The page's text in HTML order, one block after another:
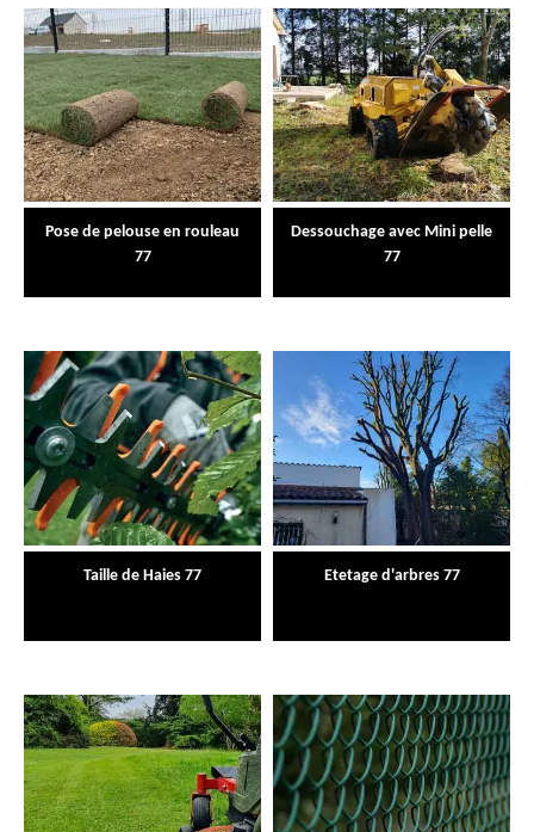
Pose de pelouse en rouleau
77
Dessouchage avec Mini pelle
77
Taille de Haies 77 Etetage d'arbres 77